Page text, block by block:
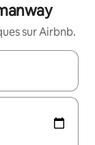
sur Airbnb.
les en utilisant